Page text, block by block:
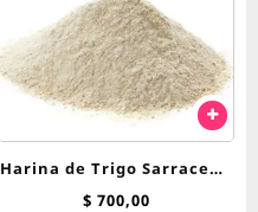
Harina de Trigo Sarraceno
x 100 grs
$ 700,00